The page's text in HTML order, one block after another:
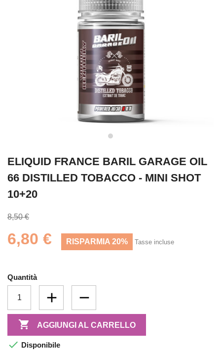
ELIQUID FRANCE BARIL GARAGE OIL
66 DISTILLED TOBACCO - MINI SHOT
10+20
8,50 €
6,80 € RISPARMIA 20% Tasse incluse
Quantità
 AGGIUNGI AL CARRELLO
 Disponibile